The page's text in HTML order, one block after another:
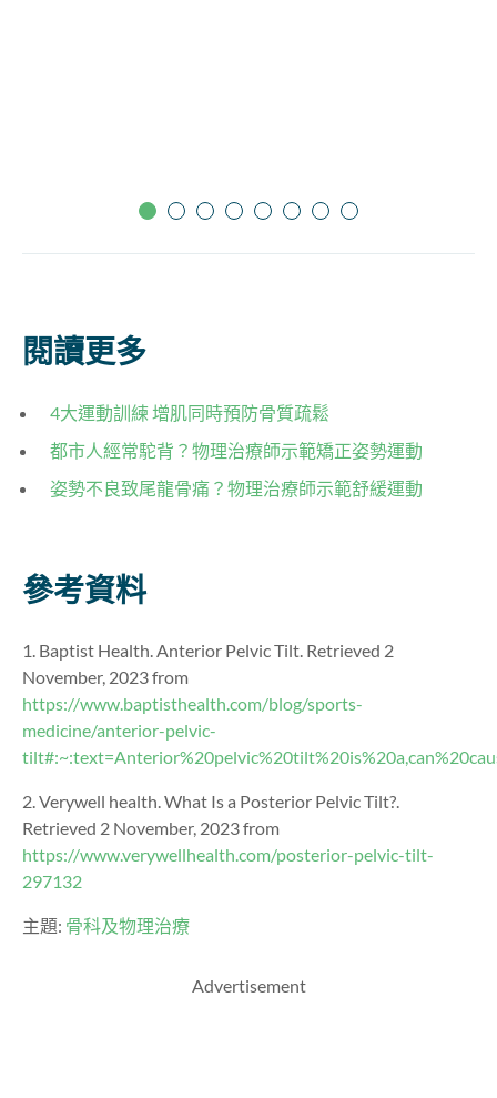
閱讀更多
4大運動訓練 增肌同時預防骨質疏鬆
都市人經常駝背？物理治療師示範矯正姿勢運動
姿勢不良致尾龍骨痛？物理治療師示範舒緩運動
參考資料
1. Baptist Health. Anterior Pelvic Tilt. Retrieved 2
November, 2023 from
https://www.baptisthealth.com/blog/sports-
medicine/anterior-pelvic-
2. Verywell health. What Is a Posterior Pelvic Tilt?.
Retrieved 2 November, 2023 from
https://www.verywellhealth.com/posterior-pelvic-tilt-
297132
主題: 骨科及物理治療
Advertisement